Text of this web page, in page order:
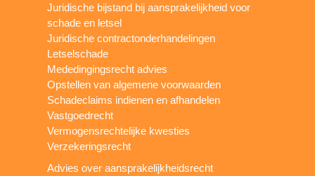
Juridische bijstand bij aansprakelijkheid voor
schade en letsel
Juridische contractonderhandelingen
Letselschade
Mededingingsrecht advies
Opstellen van algemene voorwaarden
Schadeclaims indienen en afhandelen
Vastgoedrecht
Vermogensrechtelijke kwesties
Verzekeringsrecht
Advies over aansprakelijkheidsrecht